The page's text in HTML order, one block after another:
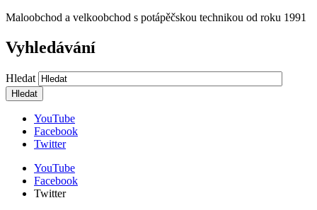
Maloobchod a velkoobchod s potápěčskou technikou od roku 1991
Vyhledávání
Hledat
YouTube
Facebook
Twitter
YouTube
Facebook
Twitter